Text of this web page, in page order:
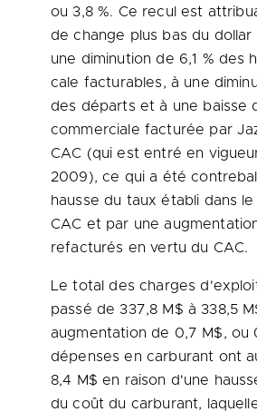
ou 3,8 %. Ce recul est
de change plus bas du dollar
une diminution de 6,1 % des
cale facturables, à une
des départs et à une baisse
commerciale facturée par
CAC (qui est entré en
2009), ce qui a été
hausse du taux établi dans
CAC et par une
refacturés en vertu du CAC.
Le total des charges
passé de 337,8 M$ à 338,5
augmentation de 0,7 M$, ou
dépenses en carburant ont
8,4 M$ en raison d'une
du coût du carburant,